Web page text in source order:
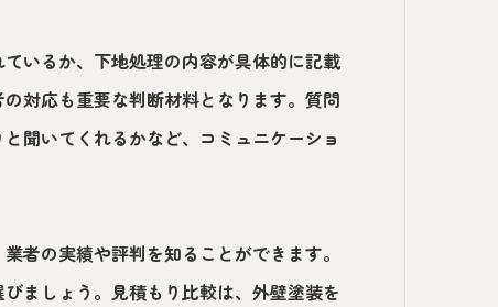
いるか、下地処理の内容が具体的に記載
対応も重要な判断材料となります。質問
聞いてくれるかなど、コミュニケーショ
者の実績や評判を知ることができます。
ましょう。見積もり比較は、外壁塗装を